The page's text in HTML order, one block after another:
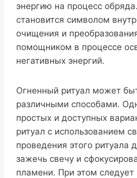
энергию на процесс
становится символом
очищения и
помощником в процессе
негативных энергий.
Огненный ритуал может
различными способами.
простых и доступных
ритуал с использованием
проведения этого ритуала
зажечь свечу и
пламени. При этом следует